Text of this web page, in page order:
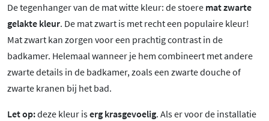
De tegenhanger van de mat witte kleur: de stoere mat zwarte
gelakte kleur. De mat zwart is met recht een populaire kleur!
Mat zwart kan zorgen voor een prachtig contrast in de
badkamer. Helemaal wanneer je hem combineert met andere
zwarte details in de badkamer, zoals een zwarte douche of
zwarte kranen bij het bad.
Let op:deze kleur iserg krasgevoelig. Als er voor de installatie